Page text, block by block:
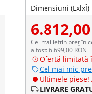
Dimensiuni (LxlxÎ)
Cel mai ieftin preț în
a fost: 6.699,00 RON
Ofertă limitată
Cel mai mic
Ultimele piese!
LIVRARE